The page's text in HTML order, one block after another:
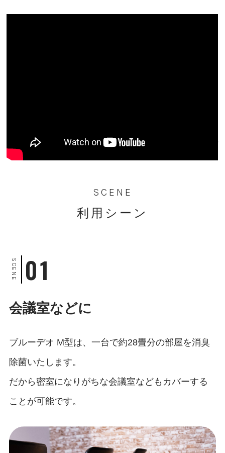
この動画には音声が含まれておりますので、再生の際はご注意くだ
SCENE
利用シーン
SCENE 01
会議室などに
ブルーデオ M型は、一台で約28畳分の部屋を消臭
除菌いたします。
だから密室になりがちな会議室などもカバーする
ことが可能です。